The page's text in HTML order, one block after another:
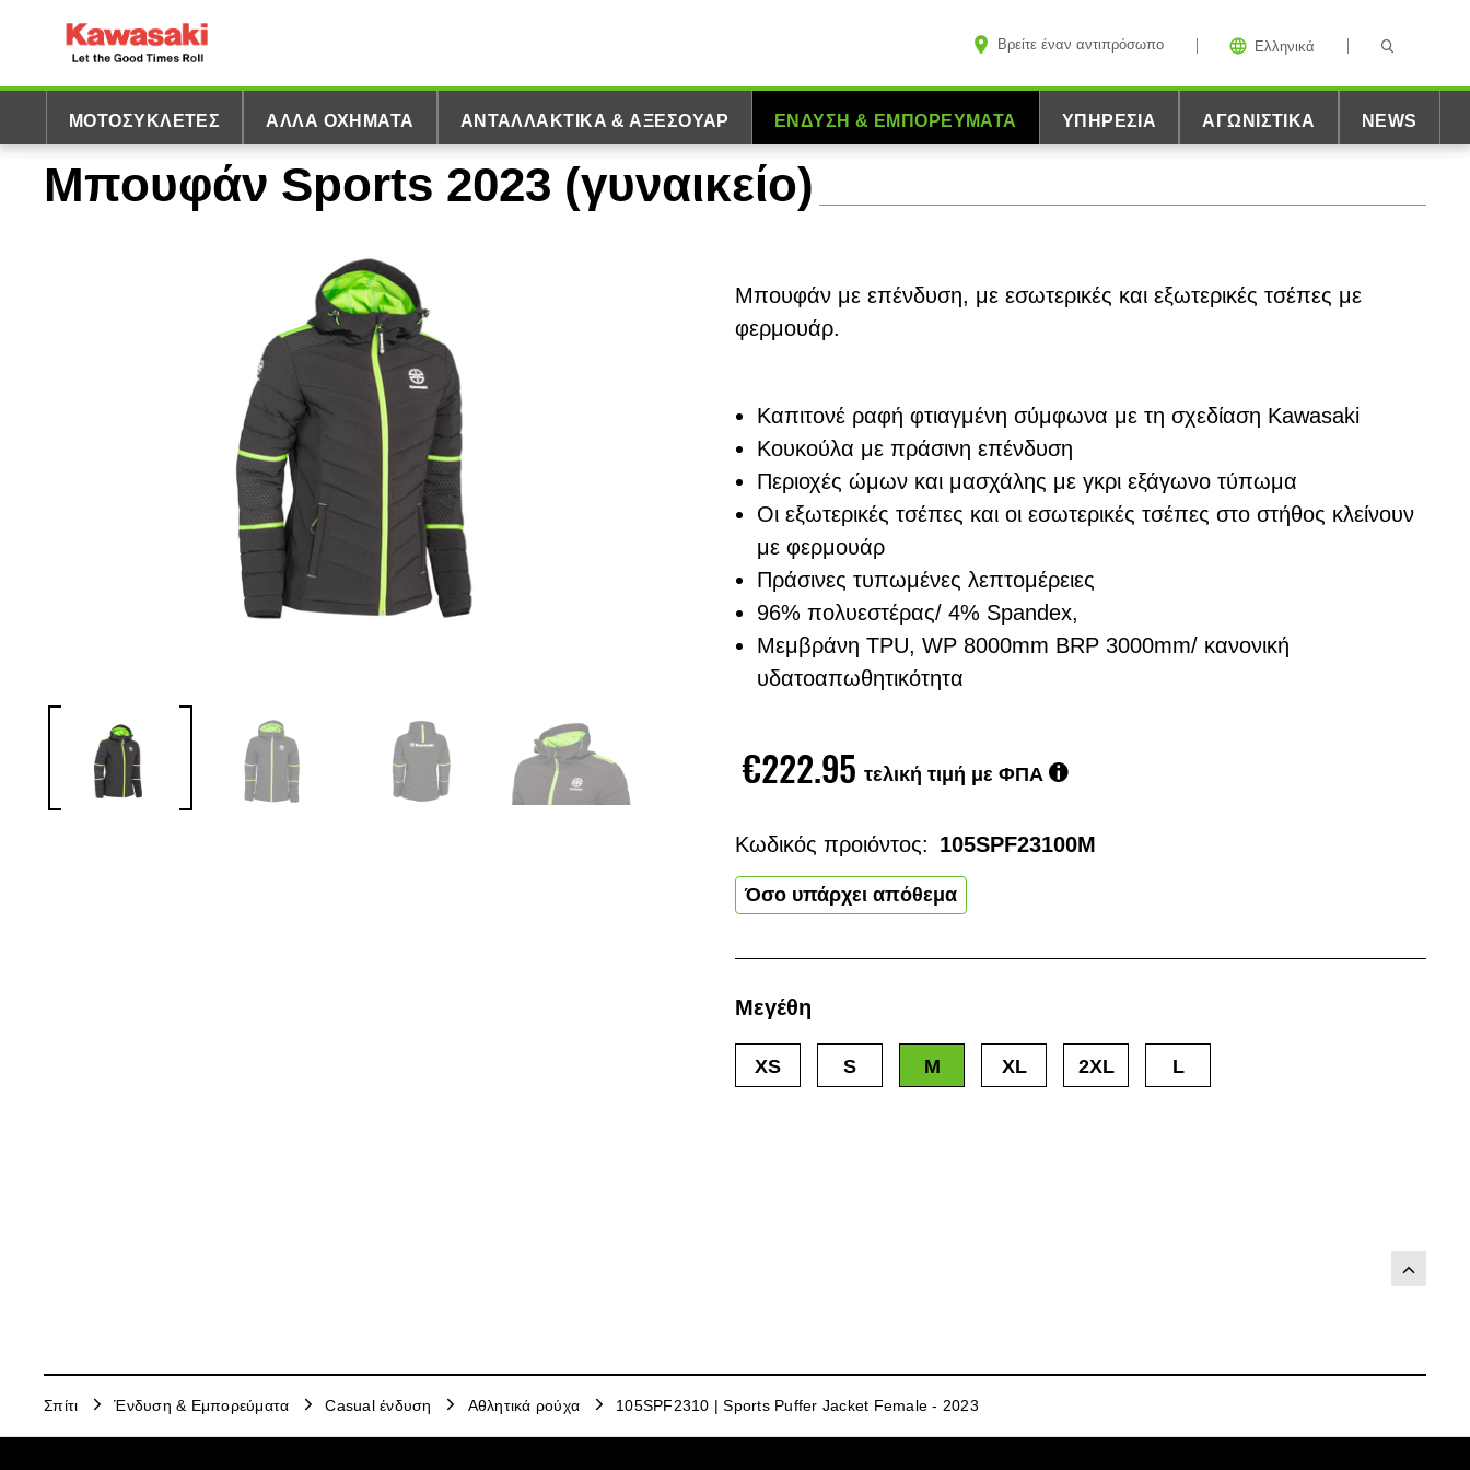
Βρείτε έναν αντιπρόσωπο Ελληνικά
ΜΟΤΟΣΥΚΛΈΤΕΣ ΆΛΛΑ ΟΧΉΜΑΤΑ ΑΝΤΑΛΛΑΚΤΙΚΆ & ΑΞΕΣΟΥΆΡ ΈΝΔΥΣΗ & ΕΜΠΟΡΕΎΜΑΤΑ ΥΠΗΡΕΣΊΑ ΑΓΩΝΙΣΤΙΚΆ NEWS
Μπουφάν Sports 2023 (γυναικείο)
Μπουφάν με επένδυση, με εσωτερικές και εξωτερικές τσέπες με
φερμουάρ.
Καπιτονέ ραφή φτιαγμένη σύμφωνα με τη σχεδίαση Kawasaki
Κουκούλα με πράσινη επένδυση
Περιοχές ώμων και μασχάλης με γκρι εξάγωνο τύπωμα
Οι εξωτερικές τσέπες και οι εσωτερικές τσέπες στο στήθος κλείνουν
με φερμουάρ
Πράσινες τυπωμένες λεπτομέρειες
96% πολυεστέρας/ 4% Spandex,
Μεμβράνη TPU, WP 8000mm BRP 3000mm/ κανονική
υδατοαπωθητικότητα
€222.95 τελική τιμή με ΦΠΑ
Όσο υπάρχει απόθεμα
Μεγέθη
XS S M XL 2XL L
Κωδικός προιόντος: 105SPF23100M
Σπίτι Ένδυση & Εμπορεύματα Casual ένδυση Αθλητικά ρούχα 105SPF2310 | Sports Puffer Jacket Female - 2023